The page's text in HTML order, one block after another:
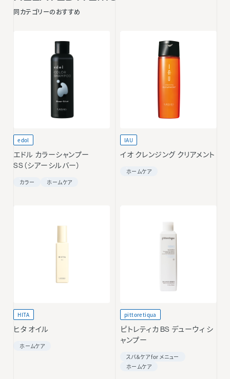
同カテゴリーのおすすめ
edol
エドル カラーシャンプー
SS（シアーシルバー）
カラー ホームケア
IAU
イオ クレンジング クリアメント
ホームケア
HITA
ヒタ オイル
ホームケア
pittoretiqua
ピトレティカ BS デューウィ シ
ャンプー
スパ＆ケア for メニュー
ホームケア